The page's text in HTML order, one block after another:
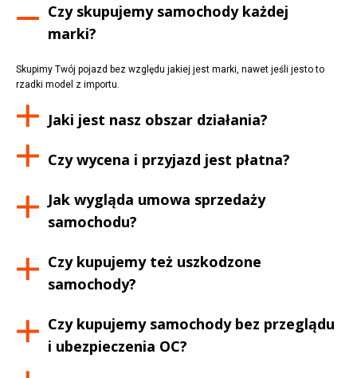
Czy skupujemy samochody każdej
marki?
Skupimy Twój pojazd bez względu jakiej jest marki, nawet jeśli jesto to
rzadki model z importu.
Jaki jest nasz obszar działania?
Czy wycena i przyjazd jest płatna?
Jak wygląda umowa sprzedaży
samochodu?
Czy kupujemy też uszkodzone
samochody?
Czy kupujemy samochody bez przeglądu
i ubezpieczenia OC?